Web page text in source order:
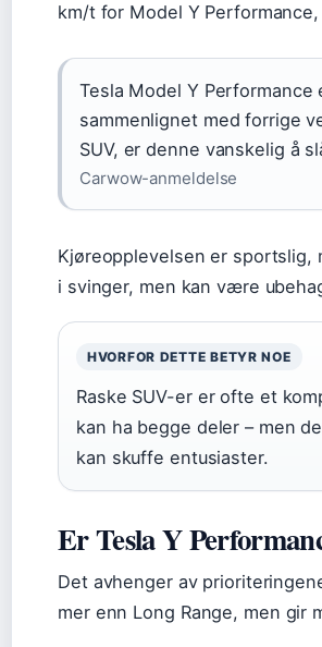
km/t for Model Y
Tesla Model Y
sammenlignet med forrige
SUV, er denne vanskelig å
Carwow-anmeldelse
Kjøreopplevelsen er
i svinger, men kan være
HVORFOR DETTE BETYR NOE
Raske SUV-er er ofte et
kan ha begge deler – men
kan skuffe entusiaster.
Er Tesla Y
Det avhenger av
mer enn Long Range, men gir